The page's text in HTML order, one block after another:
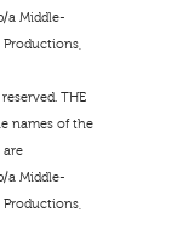
a Middle-
THE
names of the
are
a Middle-